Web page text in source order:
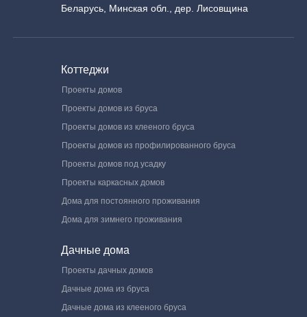
Беларусь, Минская обл., дер. Лисовщина
Коттеджи
Проекты домов
Проекты домов из бруса
Проекты домов из клееного бруса
Проекты домов из профилированного бруса
Проекты домов под усадку
Проекты каркасных домов
Дома для постоянного проживания
Дома для зимнего проживания
Дачные дома
Проекты дачных домов
Дачные дома из бруса
Дачные дома из клееного бруса